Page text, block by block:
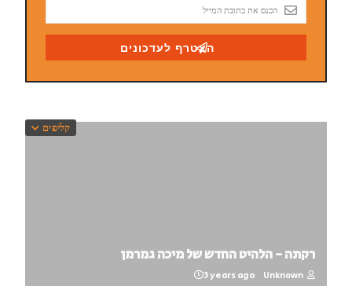
קליפים
רקתה - הלהיט החדש של מיכה גמרמן
Unknown
3 years ago